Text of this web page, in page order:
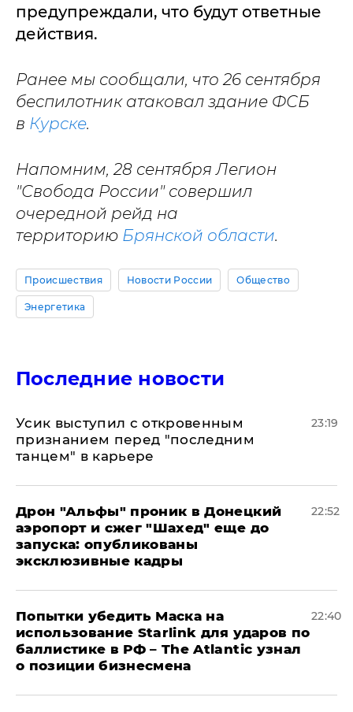
предупреждали, что будут ответные
действия.
Ранее мы сообщали, что 26 сентября
беспилотник атаковал здание ФСБ
в Курске.
Напомним, 28 сентября Легион
"Свобода России" совершил
очередной рейд на
территорию Брянской области.
Происшествия Новости России Общество
Энергетика
Последние новости
Усик выступил с откровенным
признанием перед "последним
танцем" в карьере
23:19
Дрон "Альфы" проник в Донецкий
аэропорт и сжег "Шахед" еще до
запуска: опубликованы
эксклюзивные кадры
22:52
Попытки убедить Маска на
использование Starlink для ударов по
баллистике в РФ – The Atlantic узнал
о позиции бизнесмена
22:40